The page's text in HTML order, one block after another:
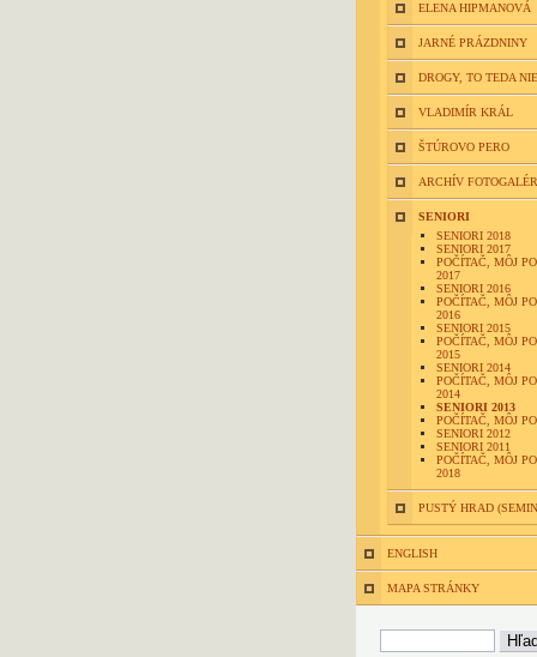
ELENA HIPMANOVÁ
JARNÉ PRÁZDNINY
DROGY, TO TEDA
VLADIMÍR KRÁL
ŠTÚROVO PERO
ARCHÍV
SENIORI
SENIORI 2018
SENIORI 2017
POČÍTAČ, MÔJ
2017
SENIORI 2016
POČÍTAČ, MÔJ
2016
SENIORI 2015
POČÍTAČ, MÔJ
2015
SENIORI 2014
POČÍTAČ, MÔJ
2014
SENIORI 2013
POČÍTAČ, MÔJ
SENIORI 2012
SENIORI 2011
POČÍTAČ, MÔJ
2018
PUSTÝ HRAD
ENGLISH
MAPA STRÁNKY